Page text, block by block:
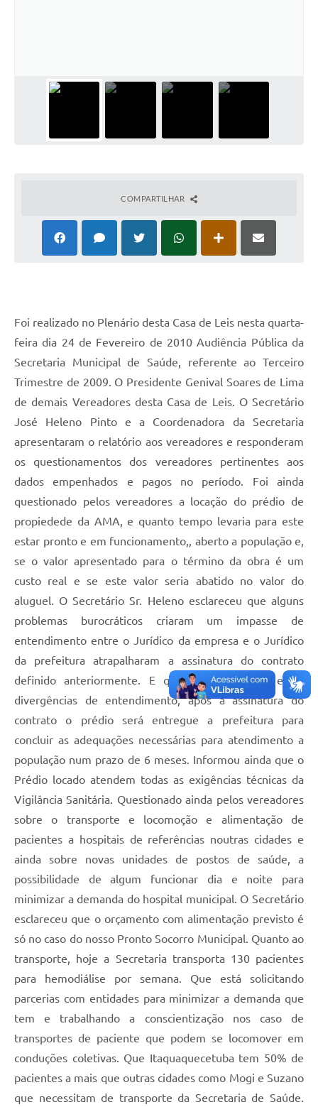
COMPARTILHAR
Foi realizado no Plenário desta Casa de Leis nesta quarta-
feira dia 24 de Fevereiro de 2010 Audiência Pública da
Secretaria Municipal de Saúde, referente ao Terceiro
Trimestre de 2009. O Presidente Genival Soares de Lima
de demais Vereadores desta Casa de Leis. O Secretário
José Heleno Pinto e a Coordenadora da Secretaria
apresentaram o relatório aos vereadores e responderam
os questionamentos dos vereadores pertinentes aos
dados empenhados e pagos no período. Foi ainda
questionado pelos vereadores a locação do prédio de
propiedede da AMA, e quanto tempo levaria para este
estar pronto e em funcionamento,, aberto a população e,
se o valor apresentado para o término da obra é um
custo real e se este valor seria abatido no valor do
aluguel. O Secretário Sr. Heleno esclareceu que alguns
problemas burocráticos criaram um impasse de
entendimento entre o Jurídico da empresa e o Jurídico
da prefeitura atrapalharam a assinatura do contrato
definido anteriormente. E que foram sanadas essas
divergências de entendimento, após a assinatura do
contrato o prédio será entregue a prefeitura para
concluir as adequações necessárias para atendimento a
população num prazo de 6 meses. Informou ainda que o
Prédio locado atendem todas as exigências técnicas da
Vigilância Sanitária. Questionado ainda pelos vereadores
sobre o transporte e locomoção e alimentação de
pacientes a hospitais de referências noutras cidades e
ainda sobre novas unidades de postos de saúde, a
possibilidade de algum funcionar dia e noite para
minimizar a demanda do hospital municipal. O Secretário
esclareceu que o orçamento com alimentação previsto é
só no caso do nosso Pronto Socorro Municipal. Quanto ao
transporte, hoje a Secretaria transporta 130 pacientes
para hemodiálise por semana. Que está solicitando
parcerias com entidades para minimizar a demanda que
tem e trabalhando a conscientização nos caso de
transportes de paciente que podem se locomover em
conduções coletivas. Que Itaquaquecetuba tem 50% de
pacientes a mais que outras cidades como Mogi e Suzano
que necessitam de transporte da Secretaria de Saúde.